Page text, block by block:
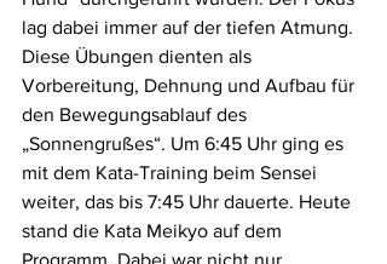
lag dabei immer auf der tiefen Atmung.
Diese Übungen dienten als
Vorbereitung, Dehnung und Aufbau für
den Bewegungsablauf des
„Sonnengrußes“. Um 6:45 Uhr ging es
mit dem Kata-Training beim Sensei
weiter, das bis 7:45 Uhr dauerte. Heute
stand die Kata Meikyo auf dem
Programm. Dabei war nicht nur